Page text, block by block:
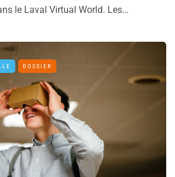
le Laval Virtual World. Les…
DOSSIER